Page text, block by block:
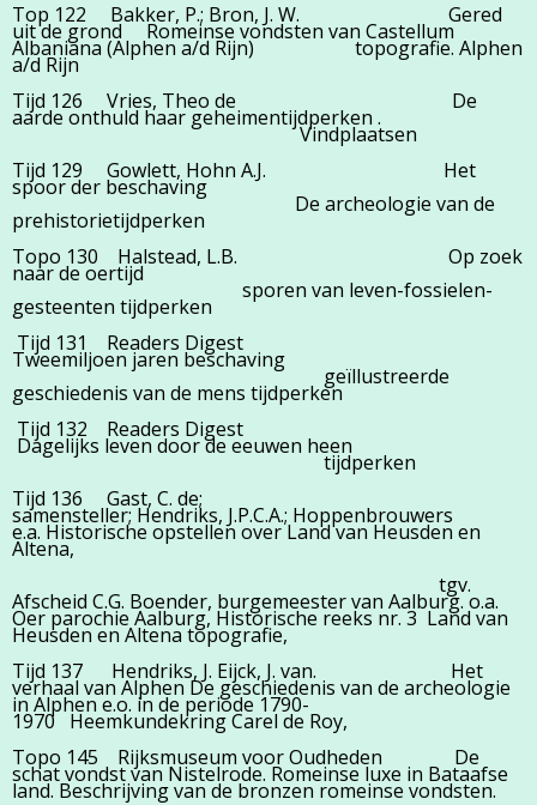
Top 122 Bakker, P.; Bron, J. W. Gered
uit de grond Romeinse vondsten van Castellum
Albaniana (Alphen a/d Rijn) topografie. Alphen
a/d Rijn
Tijd 126 Vries, Theo de De
aarde onthuld haar geheimentijdperken .
Vindplaatsen
Tijd 129 Gowlett, Hohn A.J. Het
spoor der beschaving
De archeologie van de
prehistorietijdperken
Topo 130 Halstead, L.B. Op zoek
naar de oertijd
sporen van leven-fossielen-
gesteenten tijdperken
Tijd 131 Readers Digest
Tweemiljoen jaren beschaving
geïllustreerde
geschiedenis van de mens tijdperken
Tijd 132 Readers Digest
Dagelijks leven door de eeuwen heen
tijdperken
Tijd 136 Gast, C. de;
samensteller; Hendriks, J.P.C.A.; Hoppenbrouwers
e.a. Historische opstellen over Land van Heusden en
Altena,
tgv.
Afscheid C.G. Boender, burgemeester van Aalburg. o.a.
Oer parochie Aalburg, Historische reeks nr. 3 Land van
Heusden en Altena topografie,
Tijd 137 Hendriks, J. Eijck, J. van. Het
verhaal van Alphen De geschiedenis van de archeologie
in Alphen e.o. in de periode 1790-
1970 Heemkundekring Carel de Roy,
Topo 145 Rijksmuseum voor Oudheden De
schat vondst van Nistelrode. Romeinse luxe in Bataafse
land. Beschrijving van de bronzen romeinse vondsten.